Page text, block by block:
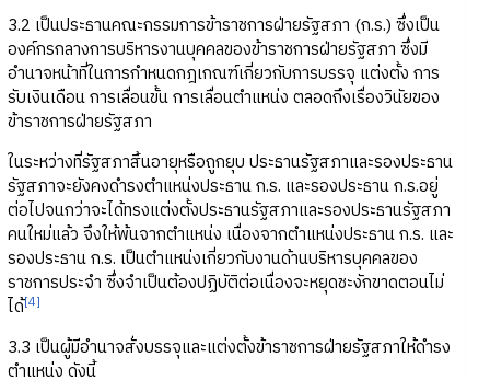
3.2 เป็นประธานคณะกรรมการข้าราชการฝ่ายรัฐสภา (ก.ร.) ซึ่งเป็น
องค์กรกลางการบริหารงานบุคคลของข้าราชการฝ่ายรัฐสภา ซึ่งมี
อำนาจหน้าที่ในการกำหนดกฎเกณฑ์เกี่ยวกับการบรรจุ แต่งตั้ง การ
รับเงินเดือน การเลื่อนขั้น การเลื่อนตำแหน่ง ตลอดถึงเรื่องวินัยของ
ข้าราชการฝ่ายรัฐสภา
ในระหว่างที่รัฐสภาสิ้นอายุหรือถูกยุบ ประธานรัฐสภาและรองประธาน
รัฐสภาจะยังคงดำรงตำแหน่งประธาน ก.ร. และรองประธาน ก.ร.อยู่
ต่อไปจนกว่าจะได้ทรงแต่งตั้งประธานรัฐสภาและรองประธานรัฐสภา
คนใหม่แล้ว จึงให้พ้นจากตำแหน่ง เนื่องจากตำแหน่งประธาน ก.ร. และ
รองประธาน ก.ร. เป็นตำแหน่งเกี่ยวกับงานด้านบริหารบุคคลของ
ราชการประจำ ซึ่งจำเป็นต้องปฏิบัติต่อเนื่องจะหยุดชะงักขาดตอนไม่
ได้[4]
3.3 เป็นผู้มีอำนาจสั่งบรรจุและแต่งตั้งข้าราชการฝ่ายรัฐสภาให้ดำรง
ตำแหน่ง ดังนี้